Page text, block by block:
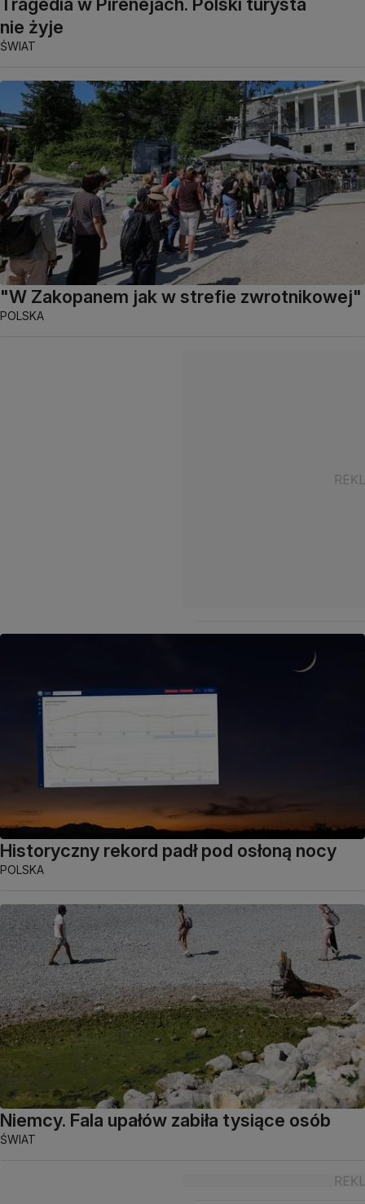
Tragedia w Pirenejach. Polski turysta
nie żyje
ŚWIAT
"W Zakopanem jak w strefie zwrotnikowej"
POLSKA
Historyczny rekord padł pod osłoną nocy
POLSKA
Niemcy. Fala upałów zabiła tysiące osób
ŚWIAT